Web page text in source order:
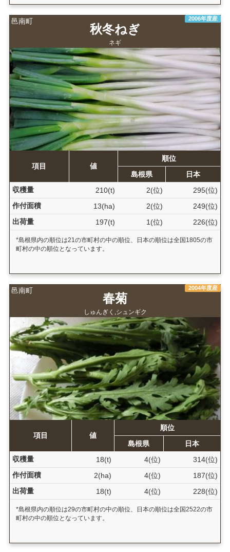
邑南町 2006年度産
秋冬ねぎ
ネギ
項目 値
順位
島根県
日本
収穫量
210(t) 2(位)
295(位)
作付面積
13(ha) 2(位)
249(位)
出荷量
197(t) 1(位) 226(位)
*島根県内の順位は21の市町村の中の順位、日本の順位は全国1805の市
町村の中の順位となっています。
邑南町 2004年度産
春菊
しゅんぎく,シュンギク
項目 値
順位
島根県
日本
収穫量
18(t) 4(位)
314(位)
作付面積
2(ha) 4(位)
187(位)
出荷量
18(t) 4(位) 228(位)
*島根県内の順位は29の市町村の中の順位、日本の順位は全国2522の市
町村の中の順位となっています。